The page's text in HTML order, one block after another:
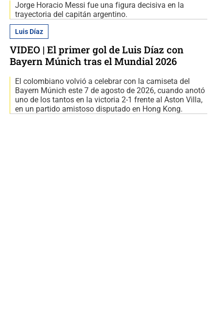
Jorge Horacio Messi fue una figura decisiva en la
trayectoria del capitán argentino.
Luis Díaz
VIDEO | El primer gol de Luis Díaz con
Bayern Múnich tras el Mundial 2026
El colombiano volvió a celebrar con la camiseta del
Bayern Múnich este 7 de agosto de 2026, cuando anotó
uno de los tantos en la victoria 2-1 frente al Aston Villa,
en un partido amistoso disputado en Hong Kong.